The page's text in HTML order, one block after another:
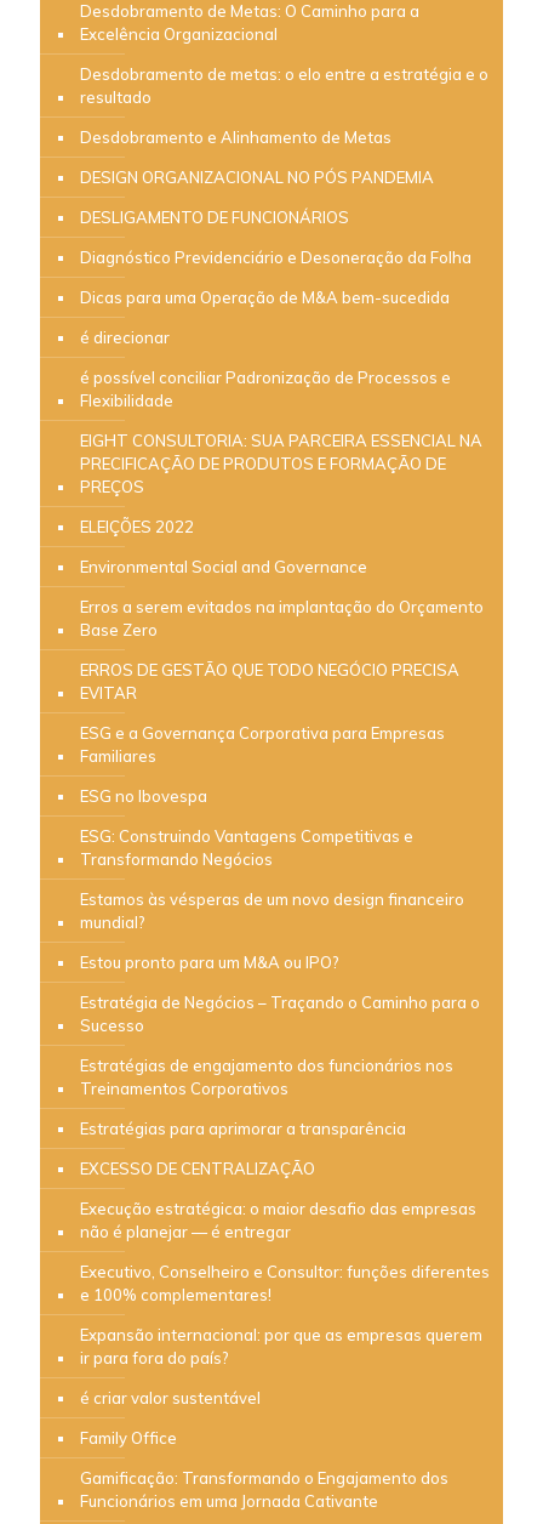
Desdobramento de Metas: O Caminho para a
Excelência Organizacional
Desdobramento de metas: o elo entre a estratégia e o
resultado
Desdobramento e Alinhamento de Metas
DESIGN ORGANIZACIONAL NO PÓS PANDEMIA
DESLIGAMENTO DE FUNCIONÁRIOS
Diagnóstico Previdenciário e Desoneração da Folha
Dicas para uma Operação de M&A bem-sucedida
é direcionar
é possível conciliar Padronização de Processos e
Flexibilidade
EIGHT CONSULTORIA: SUA PARCEIRA ESSENCIAL NA
PRECIFICAÇÃO DE PRODUTOS E FORMAÇÃO DE
PREÇOS
ELEIÇÕES 2022
Environmental Social and Governance
Erros a serem evitados na implantação do Orçamento
Base Zero
ERROS DE GESTÃO QUE TODO NEGÓCIO PRECISA
EVITAR
ESG e a Governança Corporativa para Empresas
Familiares
ESG no Ibovespa
ESG: Construindo Vantagens Competitivas e
Transformando Negócios
Estamos às vésperas de um novo design financeiro
mundial?
Estou pronto para um M&A ou IPO?
Estratégia de Negócios – Traçando o Caminho para o
Sucesso
Estratégias de engajamento dos funcionários nos
Treinamentos Corporativos
Estratégias para aprimorar a transparência
EXCESSO DE CENTRALIZAÇÃO
Execução estratégica: o maior desafio das empresas
não é planejar — é entregar
Executivo, Conselheiro e Consultor: funções diferentes
e 100% complementares!
Expansão internacional: por que as empresas querem
ir para fora do país?
é criar valor sustentável
Family Office
Gamificação: Transformando o Engajamento dos
Funcionários em uma Jornada Cativante